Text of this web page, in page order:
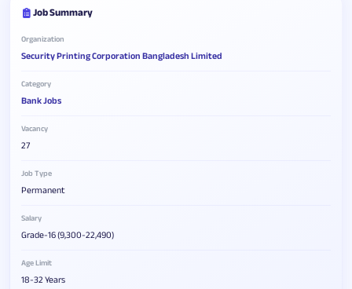
Job Summary
Organization
Security Printing Corporation Bangladesh Limited
Category
Bank Jobs
Vacancy
27
Job Type
Permanent
Salary
Grade-16 (9,300-22,490)
Age Limit
18-32 Years